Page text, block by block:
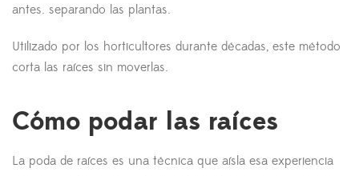
antes. separando las plantas.
Utilizado por los horticultores durante décadas, este método
corta las raíces sin moverlas.
Cómo podar las raíces
La poda de raíces es una técnica que aísla esa experiencia